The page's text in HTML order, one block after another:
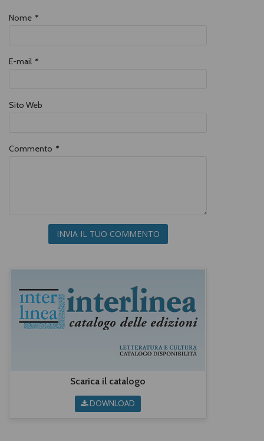
Nome *
E-mail *
Sito Web
Commento *
INVIA IL TUO COMMENTO
Scarica il catalogo
DOWNLOAD